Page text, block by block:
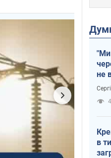
"Ми
не
в